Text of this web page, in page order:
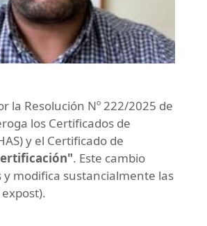
la Resolución Nº 222/2025 de
los Certificados de
y el Certificado de
. Este cambio
modifica sustancialmente las